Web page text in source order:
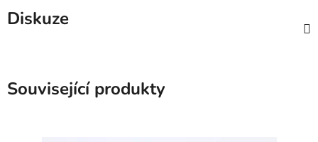
Diskuze
Související produkty